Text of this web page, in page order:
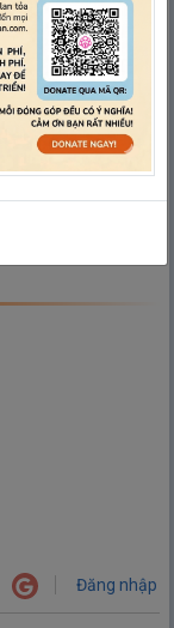
Đăng nhập